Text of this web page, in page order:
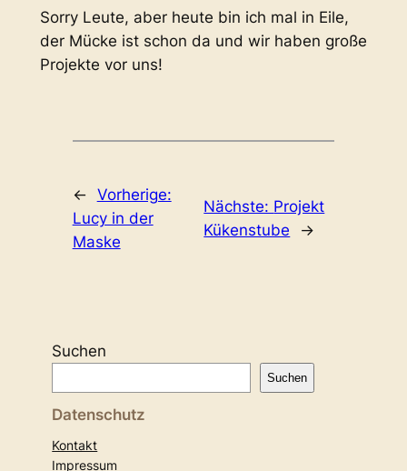
Sorry Leute, aber heute bin ich mal in Eile,
der Mücke ist schon da und wir haben große
Projekte vor uns!
← Vorherige:
Lucy in der
Maske
Nächste: Projekt
Kükenstube
→
Suchen
Suchen
Datenschutz
Kontakt
Impressum